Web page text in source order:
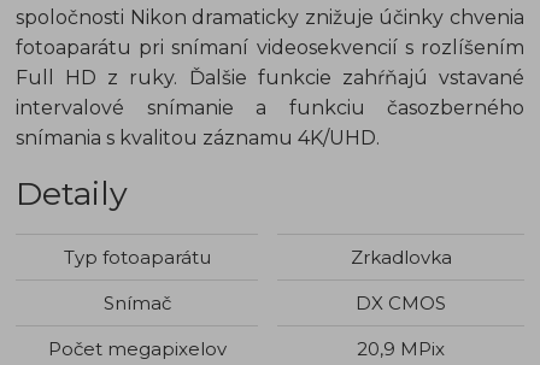
spoločnosti Nikon dramaticky znižuje účinky chvenia
fotoaparátu pri snímaní videosekvencií s rozlíšením
Full HD z ruky. Ďalšie funkcie zahŕňajú vstavané
intervalové snímanie a funkciu časozberného
snímania s kvalitou záznamu 4K/UHD.
Detaily
Typ fotoaparátu
Zrkadlovka
Snímač
DX CMOS
Počet megapixelov
20,9 MPix